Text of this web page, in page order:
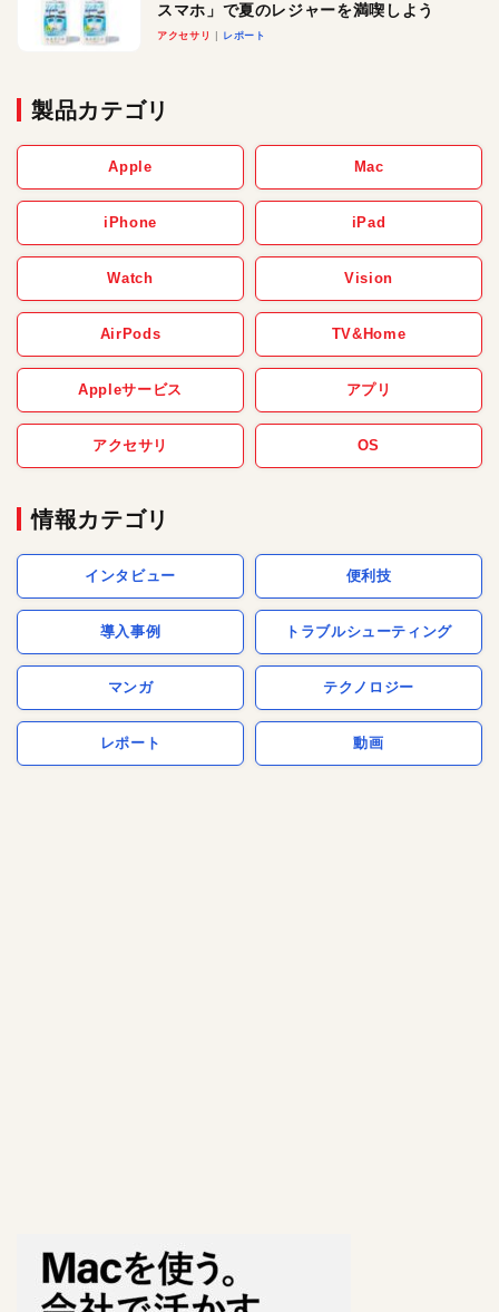
スマホ」で夏のレジャーを満喫しよう
アクセサリ レポート
製品カテゴリ
Apple Mac
iPhone iPad
Watch Vision
AirPods TV&Home
Appleサービス アプリ
アクセサリ OS
情報カテゴリ
インタビュー 便利技
導入事例 トラブルシューティング
マンガ テクノロジー
レポート 動画